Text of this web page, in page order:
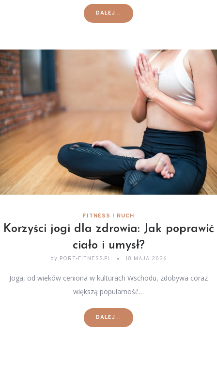
DALEJ...
FITNESS I RUCH
Korzyści jogi dla zdrowia: Jak poprawić
ciało i umysł?
by PORT-FITNESS.PL 18 MAJA 2026
Joga, od wieków ceniona w kulturach Wschodu, zdobywa coraz
większą popularność…
DALEJ...